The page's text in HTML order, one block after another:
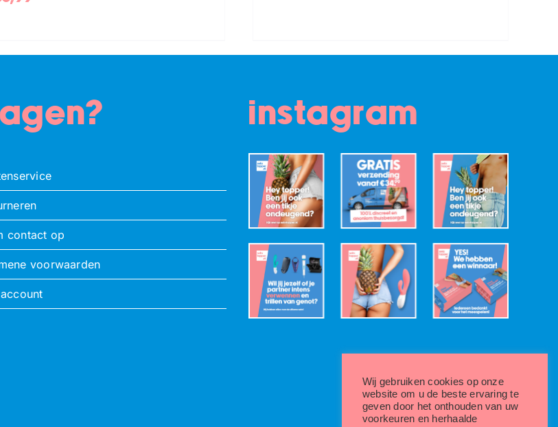
contact op
voorwaarden
instagram
Wij gebruiken cookies op onze
website om u de beste ervaring te
geven door het onthouden van uw
voorkeuren en herhaalde